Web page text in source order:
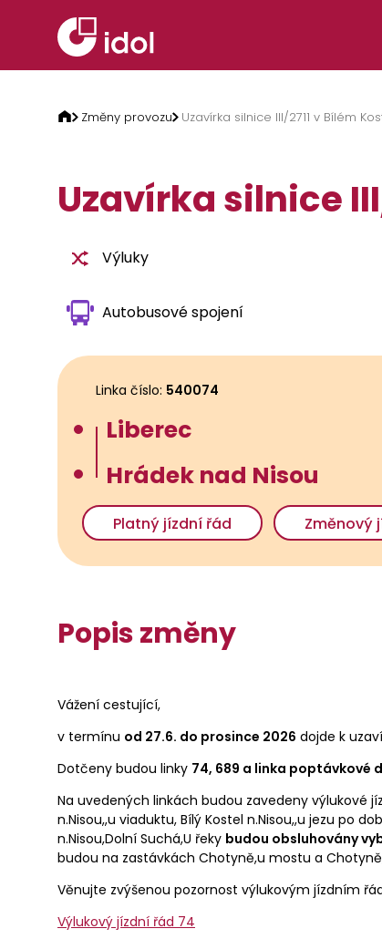
Změny provozu Uzavírka silnice III/2711 v Bílém
Uzavírka silnice
Výluky
Autobusové spojení
Linka číslo: 540074
Liberec
Hrádek nad Nisou
Platný jízdní řád Změnový
Popis změny
Vážení cestující,
v termínu od 27.6. do prosince 2026 dojde k
Dotčeny budou linky 74, 689 a linka poptávkové
Na uvedených linkách budou zavedeny výlukové
n.Nisou,,u viaduktu, Bílý Kostel n.Nisou,,u jezu po
n.Nisou,Dolní Suchá,U řeky budou obsluhovány
budou na zastávkách Chotyně,u mostu a
Věnujte zvýšenou pozornost výlukovým jízdním
Výlukový jízdní řád 74